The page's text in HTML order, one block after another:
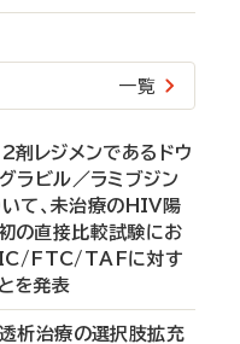
一覧
2剤レジメンであるドウ
ラビル／ラミブジン
いて、未治療のHIV陽
の直接比較試験にお
FTC/TAFに対す
を発表
析治療の選択肢拡充